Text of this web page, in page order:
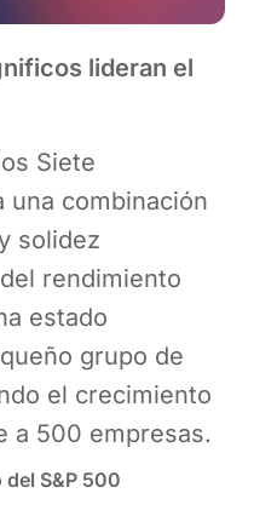
lideran el
Siete
una combinación
solidez
rendimiento
estado
grupo de
el crecimiento
a 500 empresas.
S&P 500